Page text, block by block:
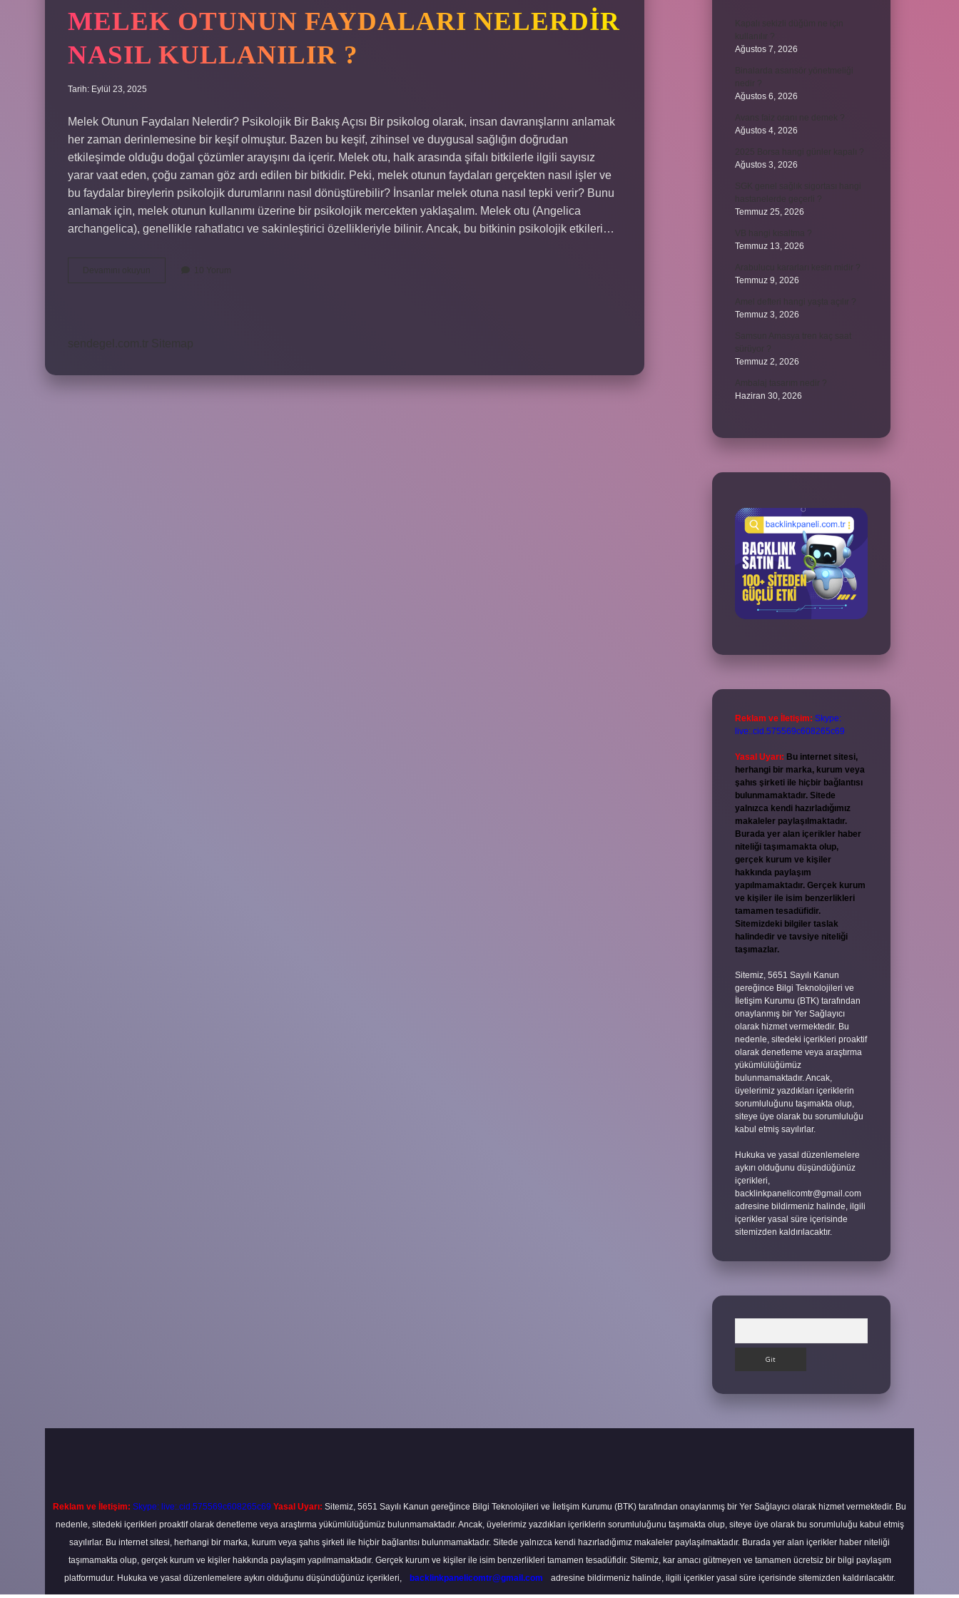
MELEK OTUNUN FAYDALARI NELERDIR
NASIL KULLANILIR ?
Tarih: Eylül 23, 2025
Melek Otunun Faydaları Nelerdir? Psikolojik Bir Bakış Açısı Bir psikolog olarak, insan davranışlarını anlamak
her zaman derinlemesine bir keşif olmuştur. Bazen bu keşif, zihinsel ve duygusal sağlığın doğrudan
etkileşimde olduğu doğal çözümler arayışını da içerir. Melek otu, halk arasında şifalı bitkilerle ilgili sayısız
yarar vaat eden, çoğu zaman göz ardı edilen bir bitkidir. Peki, melek otunun faydaları gerçekten nasıl işler ve
bu faydalar bireylerin psikolojik durumlarını nasıl dönüştürebilir? İnsanlar melek otuna nasıl tepki verir? Bunu
anlamak için, melek otunun kullanımı üzerine bir psikolojik mercekten yaklaşalım. Melek otu (Angelica
archangelica), genellikle rahatlatıcı ve sakinleştirici özellikleriyle bilinir. Ancak, bu bitkinin psikolojik etkileri…
sendegel.com.tr Sitemap
Ağustos 7, 2026
Ağustos 6, 2026
Ağustos 4, 2026
Ağustos 3, 2026
Temmuz 25, 2026
Temmuz 13, 2026
Temmuz 9, 2026
Temmuz 3, 2026
Temmuz 2, 2026
Haziran 30, 2026
Reklam ve İletişim: Skype:
live:.cid.575569c608265c69
Yasal Uyarı: Bu internet sitesi,
herhangi bir marka, kurum veya
şahıs şirketi ile hiçbir bağlantısı
bulunmamaktadır. Sitede
yalnızca kendi hazırladığımız
makaleler paylaşılmaktadır.
Burada yer alan içerikler haber
niteliği taşımamakta olup,
gerçek kurum ve kişiler
hakkında paylaşım
yapılmamaktadır. Gerçek kurum
ve kişiler ile isim benzerlikleri
tamamen tesadüfidir.
Sitemizdeki bilgiler taslak
halindedir ve tavsiye niteliği
taşımazlar.
Sitemiz, 5651 Sayılı Kanun
gereğince Bilgi Teknolojileri ve
İletişim Kurumu (BTK) tarafından
onaylanmış bir Yer Sağlayıcı
olarak hizmet vermektedir. Bu
nedenle, sitedeki içerikleri proaktif
olarak denetleme veya araştırma
yükümlülüğümüz
bulunmamaktadır. Ancak,
üyelerimiz yazdıkları içeriklerin
sorumluluğunu taşımakta olup,
siteye üye olarak bu sorumluluğu
kabul etmiş sayılırlar.
Hukuka ve yasal düzenlemelere
aykırı olduğunu düşündüğünüz
içerikleri,
backlinkpanelicomtr@gmail.com
adresine bildirmeniz halinde, ilgili
içerikler yasal süre içerisinde
sitemizden kaldırılacaktır.
Reklam ve İletişim: Skype: live:.cid.575569c608265c69 Yasal Uyarı: Sitemiz, 5651 Sayılı Kanun gereğince Bilgi Teknolojileri ve İletişim Kurumu (BTK) tarafından onaylanmış bir Yer Sağlayıcı olarak hizmet vermektedir. Bu
nedenle, sitedeki içerikleri proaktif olarak denetleme veya araştırma yükümlülüğümüz bulunmamaktadır. Ancak, üyelerimiz yazdıkları içeriklerin sorumluluğunu taşımakta olup, siteye üye olarak bu sorumluluğu kabul etmiş
sayılırlar. Bu internet sitesi, herhangi bir marka, kurum veya şahıs şirketi ile hiçbir bağlantısı bulunmamaktadır. Sitede yalnızca kendi hazırladığımız makaleler paylaşılmaktadır. Burada yer alan içerikler haber niteliği
taşımamakta olup, gerçek kurum ve kişiler hakkında paylaşım yapılmamaktadır. Gerçek kurum ve kişiler ile isim benzerlikleri tamamen tesadüfidir. Sitemiz, kar amacı gütmeyen ve tamamen ücretsiz bir bilgi paylaşım
platformudur. Hukuka ve yasal düzenlemelere aykırı olduğunu düşündüğünüz içerikleri,
backlinkpanelicomtr@gmail.com adresine bildirmeniz halinde, ilgili içerikler yasal süre içerisinde sitemizden kaldırılacaktır.